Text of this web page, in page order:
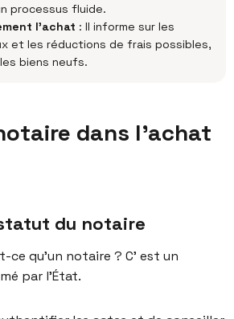
processus fluide.
l’achat : Il informe sur les
et les réductions de frais possibles,
biens neufs.
dans l'achat
du notaire
ce qu’un notaire ? C’ est un
par l’État.